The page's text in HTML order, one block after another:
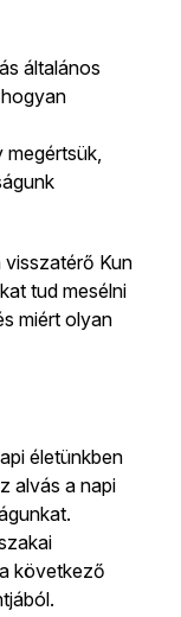
általános
megértsük,
visszatérő Kun
tud mesélni
miért olyan
életünkben
alvás a napi
következő